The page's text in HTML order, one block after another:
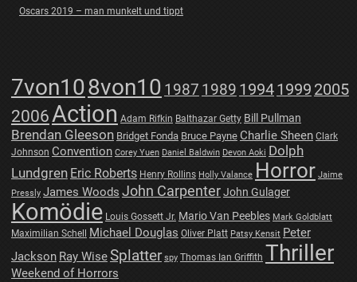
Oscars 2019 – man munkelt und tippt
7von108von10 1987 1989 19941999 2005
2006Action Adam Rifkin Balthazar Getty Bill Pullman
Brendan Gleeson Bridget Fonda Bruce Payne Charlie Sheen Clark
Johnson Convention Corey Yuen Daniel Baldwin Devon Aoki Dolph
Lundgren Eric Roberts Henry Rollins Holly Valance Horror Jaime
Pressly James Woods John CarpenterJohn Gulager
Komödie Louis Gossett Jr. Mario Van Peebles Mark Goldblatt
Maximilian Schell Michael Douglas Oliver Platt Patsy Kensit Peter
Jackson Ray WiseSplatter spy Thomas Ian Griffith Thriller
Weekend of Horrors